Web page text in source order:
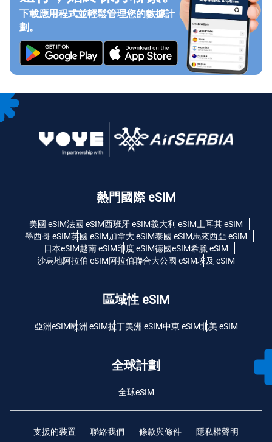
下載應用程式並輕鬆管理您的數據計
劃。
熱門國際 eSIM
美國 eSIM法國 eSIM西班牙 eSIM義大利 eSIM土耳其 eSIM
墨西哥 eSIM英國 eSIM加拿大 eSIM泰國 eSIM馬來西亞 eSIM
日本eSIM越南 eSIM印度 eSIM德國eSIM希臘 eSIM
沙烏地阿拉伯 eSIM阿拉伯聯合大公國 eSIM埃及 eSIM
區域性 eSIM
亞洲eSIM歐洲 eSIM拉丁美洲 eSIM中東 eSIM北美 eSIM
全球計劃
全球eSIM
支援的裝置 聯絡我們 條款與條件 隱私權聲明